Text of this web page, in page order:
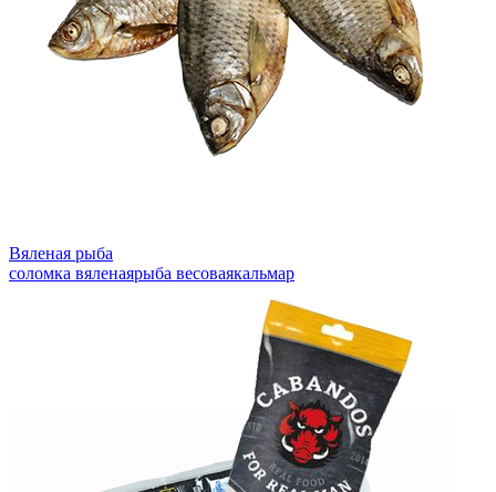
Вяленая рыба
соломка вяленаярыба весоваякальмар